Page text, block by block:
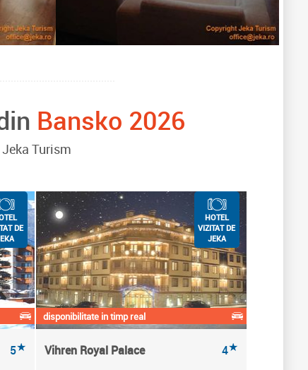
Bansko 2026
Turism
5★
DE
disponibilitate in timp real
Vihren Royal Palace 4★
HOTEL
VIZITAT DE
JEKA